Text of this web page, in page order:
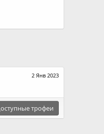
2 Янв 2023
трофеи